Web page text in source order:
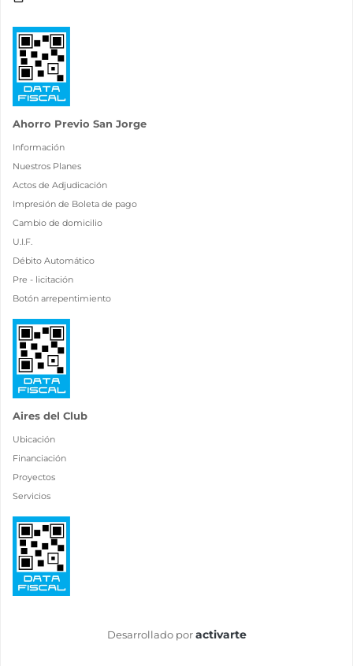
Ahorro Previo San Jorge
Información
Nuestros Planes
Actos de Adjudicación
Impresión de Boleta de pago
Cambio de domicilio
U.I.F.
Débito Automático
Pre - licitación
Botón arrepentimiento
Aires del Club
Ubicación
Financiación
Proyectos
Servicios
Desarrollado por activarte